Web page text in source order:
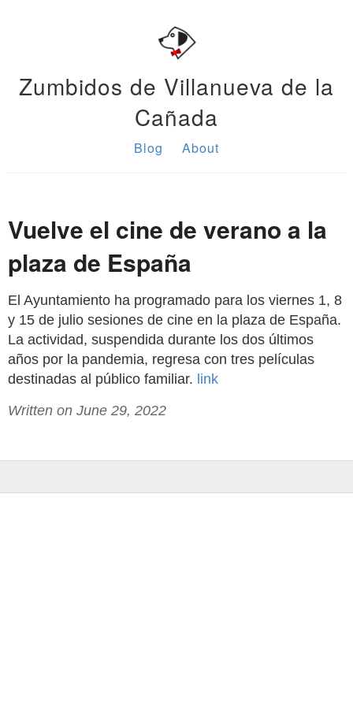
Zumbidos de Villanueva de la
Cañada
Blog About
Vuelve el cine de verano a la
plaza de España
El Ayuntamiento ha programado para los viernes 1, 8
y 15 de julio sesiones de cine en la plaza de España.
La actividad, suspendida durante los dos últimos
años por la pandemia, regresa con tres películas
destinadas al público familiar. link
Written on June 29, 2022